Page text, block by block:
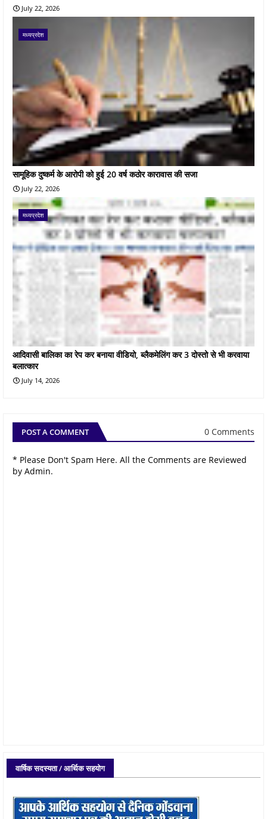
July 22, 2026
मध्यप्रदेश
सामूहिक दुष्कर्म के आरोपी को हुई 20 वर्ष कठोर कारावास की सजा
July 22, 2026
मध्यप्रदेश
आदिवासी बालिका का रेप कर बनाया वीडियो, ब्लैकमेलिंग कर 3 दोस्तो से भी करवाया
बलात्कार
July 14, 2026
POST A COMMENT 0 Comments
* Please Don't Spam Here. All the Comments are Reviewed
by Admin.
वार्षिक सदस्यता / आर्थिक सहयोग